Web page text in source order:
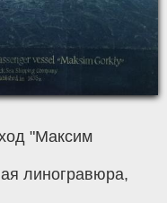
"Максим
линогравюра,